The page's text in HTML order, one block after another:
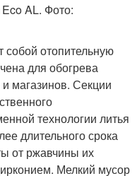
AL. Фото:
собой отопительную
для обогрева
магазинов. Секции
технологии литья
длительного срока
от ржавчины их
Мелкий мусор